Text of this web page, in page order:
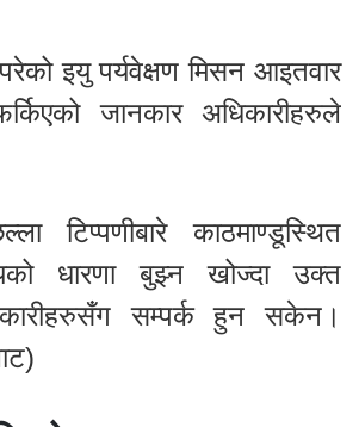
परेको इयु पर्यवेक्षण मिसन आइतवार
जानकार अधिकारीहरुले
टिप्पणीबारे काठमाण्डूस्थित
धारणा बुझ्न खोज्दा उक्त
सम्पर्क हुन सकेन।